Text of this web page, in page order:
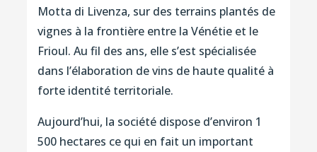
Motta di Livenza, sur des terrains plantés de
vignes à la frontière entre la Vénétie et le
Frioul. Au fil des ans, elle s’est spécialisée
dans l’élaboration de vins de haute qualité à
forte identité territoriale.
Aujourd’hui, la société dispose d’environ 1
500 hectares ce qui en fait un important